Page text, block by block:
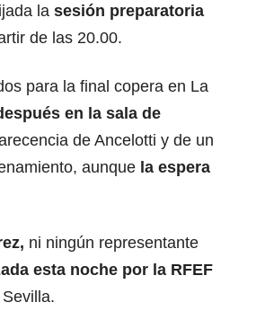
la sesión preparatoria
de las 20.00.
para la final copera en La
en la sala de
de Ancelotti y de un
aunque la espera
ni ningún representante
esta noche por la RFEF